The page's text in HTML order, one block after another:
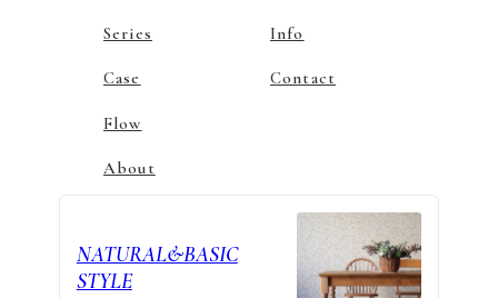
Series
Case
Flow
About
Info
Contact
NATURAL&BASIC
STYLE